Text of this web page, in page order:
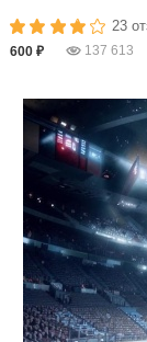
23
600 ₽ 137 613